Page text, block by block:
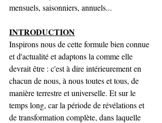
mensuels, saisonniers, annuels...
INTRODUCTION
Inspirons nous de cette formule bien connue
et d'actualité et adaptons la comme elle
devrait être : c'est à dire intérieurement en
chacun de nous, à nous toutes et tous, de
manière terrestre et universelle. Et sur le
temps long, car la période de révélations et
de transformation complète, dans laquelle